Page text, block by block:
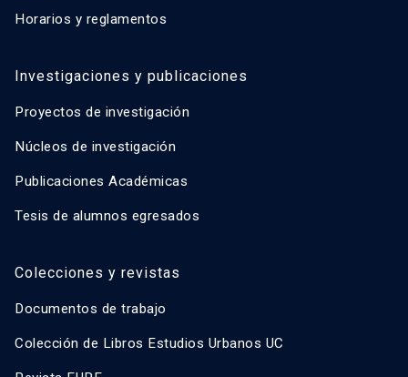
Horarios y reglamentos
Investigaciones y publicaciones
Proyectos de investigación
Núcleos de investigación
Publicaciones Académicas
Tesis de alumnos egresados
Colecciones y revistas
Documentos de trabajo
Colección de Libros Estudios Urbanos UC